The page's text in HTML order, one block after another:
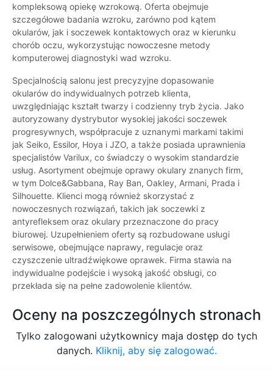
kompleksową opiekę wzrokową. Oferta obejmuje
szczegółowe badania wzroku, zarówno pod kątem
okularów, jak i soczewek kontaktowych oraz w kierunku
chorób oczu, wykorzystując nowoczesne metody
komputerowej diagnostyki wad wzroku.
Specjalnością salonu jest precyzyjne dopasowanie
okularów do indywidualnych potrzeb klienta,
uwzględniając kształt twarzy i codzienny tryb życia. Jako
autoryzowany dystrybutor wysokiej jakości soczewek
progresywnych, współpracuje z uznanymi markami takimi
jak Seiko, Essilor, Hoya i JZO, a także posiada uprawnienia
specjalistów Varilux, co świadczy o wysokim standardzie
usług. Asortyment obejmuje oprawy okulary znanych firm,
w tym Dolce&Gabbana, Ray Ban, Oakley, Armani, Prada i
Silhouette. Klienci mogą również skorzystać z
nowoczesnych rozwiązań, takich jak soczewki z
antyrefleksem oraz okulary przeznaczone do pracy
biurowej. Uzupełnieniem oferty są rozbudowane usługi
serwisowe, obejmujące naprawy, regulacje oraz
czyszczenie ultradźwiękowe oprawek. Firma stawia na
indywidualne podejście i wysoką jakość obsługi, co
przekłada się na pełne zadowolenie klientów.
Oceny na poszczególnych stronach
Tylko zalogowani użytkownicy maja dostęp do tych
danych. Kliknij, aby się zalogować.